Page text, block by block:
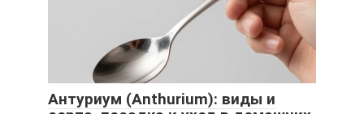
Антуриум (Anthurium): виды и